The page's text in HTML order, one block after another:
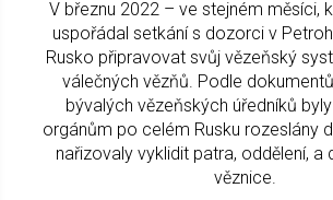
V březnu 2022 – ve stejném měsíci,
uspořádal setkání s dozorci v
Rusko připravovat svůj vězeňský
válečných vězňů. Podle
bývalých vězeňských úředníků
orgánům po celém Rusku rozeslány
nařizovaly vyklidit patra, oddělení, a
věznice.